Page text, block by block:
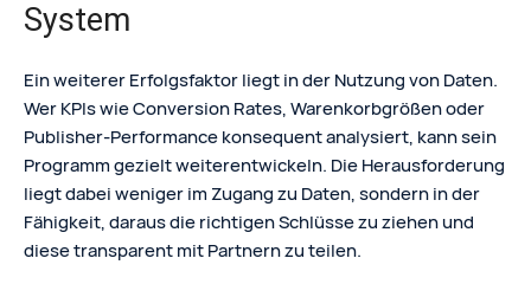
System
Ein weiterer Erfolgsfaktor liegt in der Nutzung von Daten.
Wer KPIs wie Conversion Rates, Warenkorbgrößen oder
Publisher-Performance konsequent analysiert, kann sein
Programm gezielt weiterentwickeln. Die Herausforderung
liegt dabei weniger im Zugang zu Daten, sondern in der
Fähigkeit, daraus die richtigen Schlüsse zu ziehen und
diese transparent mit Partnern zu teilen.